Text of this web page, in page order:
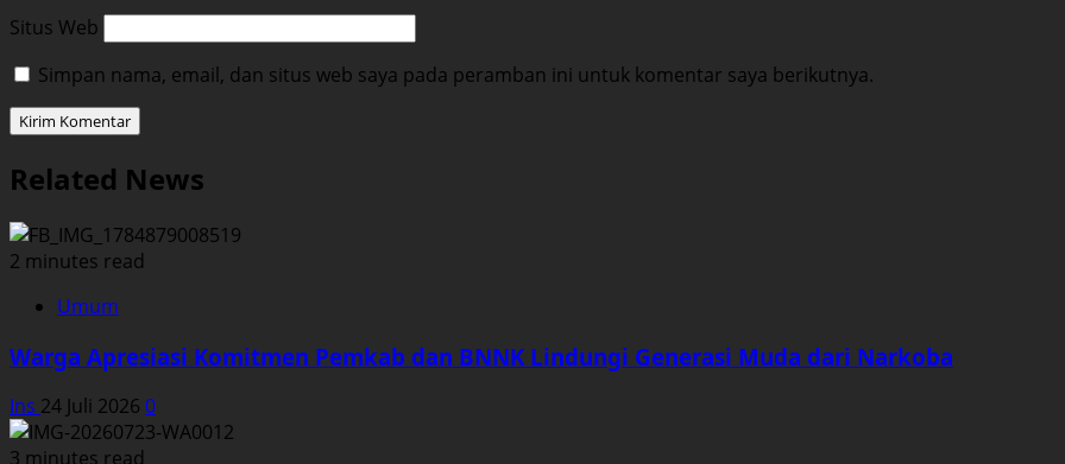
Situs Web
Simpan nama, email, dan situs web saya pada peramban ini untuk komentar saya berikutnya.
Related News
2 minutes read
Umum
Warga Apresiasi Komitmen Pemkab dan BNNK Lindungi Generasi Muda dari Narkoba
Ins 24 Juli 2026 0
3 minutes read